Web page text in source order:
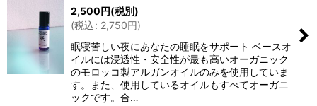
2,500円(税別)
(税込: 2,750円)
眠寝苦しい夜にあなたの睡眠をサポート ベースオ
イルには浸透性・安全性が最も高いオーガニック
のモロッコ製アルガンオイルのみを使用していま
す。また、使用しているオイルもすべてオーガニ
ックです。合…